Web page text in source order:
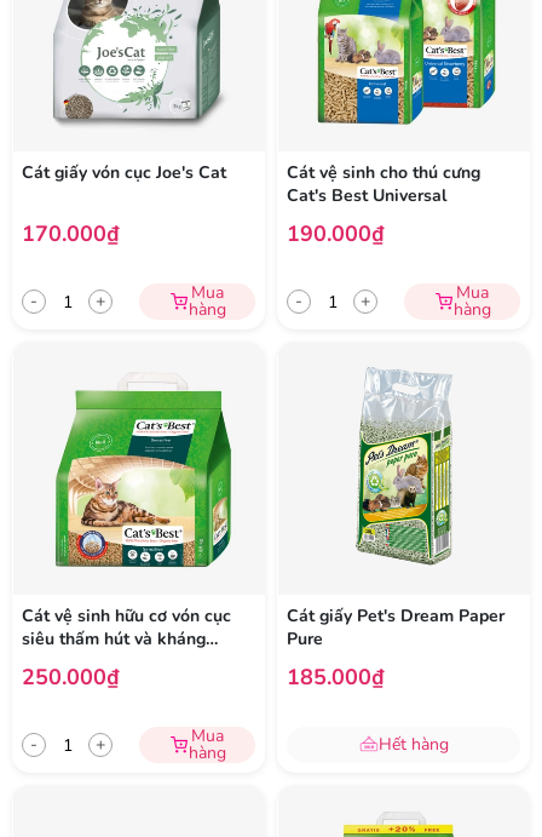
Cát giấy vón cục Joe's Cat
170.000₫
- + Mua
hàng
Cát vệ sinh cho thú cưng
Cat's Best Universal
190.000₫
- + Mua
hàng
Cát vệ sinh hữu cơ vón cục
siêu thấm hút và kháng
250.000₫
- + Mua
hàng
Cát giấy Pet's Dream Paper
Pure
185.000₫
Hết hàng